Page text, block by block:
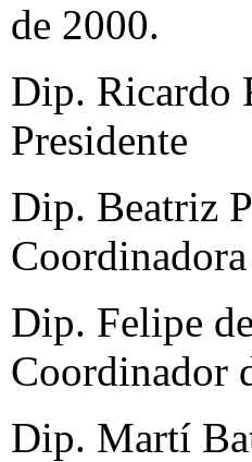
de 2000.
Dip. Ricardo
Presidente
Dip. Beatriz
Dip. Felipe
Coordinador
Dip. Martí